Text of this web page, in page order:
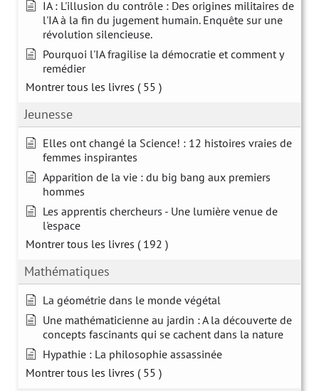
IA : L'illusion du contrôle : Des origines militaires de
l'IA à la fin du jugement humain. Enquête sur une
révolution silencieuse.
Pourquoi l'IA fragilise la démocratie et comment y
remédier
Montrer tous les livres ( 55 )
Jeunesse
Elles ont changé la Science! : 12 histoires vraies de
femmes inspirantes
Apparition de la vie : du big bang aux premiers
hommes
Les apprentis chercheurs - Une lumière venue de
l'espace
Montrer tous les livres ( 192 )
Mathématiques
La géométrie dans le monde végétal
Une mathématicienne au jardin : A la découverte de
concepts fascinants qui se cachent dans la nature
Hypathie : La philosophie assassinée
Montrer tous les livres ( 55 )